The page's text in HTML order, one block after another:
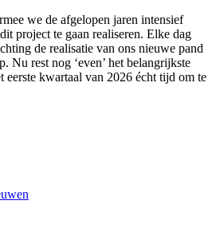
we de afgelopen jaren intensief
project te gaan realiseren. Elke dag
de realisatie van ons nieuwe pand
Nu rest nog ‘even’ het belangrijkste
eerste kwartaal van 2026 écht tijd om te